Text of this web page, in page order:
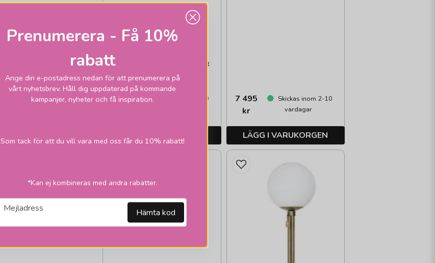
Stav golvlampor 1lj &
2lj
9 365
Skickas inom 2-10
LÄGG I VARUKORGEN
7 495
kr
Skickas inom 2-10
vardagar
LÄGG I VARUKORGEN
Prenumerera - Få 10%
rabatt
Ange din e-postadress nedan för att prenumerera på
vårt nyhetsbrev. Håll dig uppdaterad på kommande
kampanjer, nyheter och få inspiration.
Som tack för att du vill vara med oss får du 10% rabatt!
*Kan ej kombineras med andra rabatter.
email
Mejladress Hämta kod